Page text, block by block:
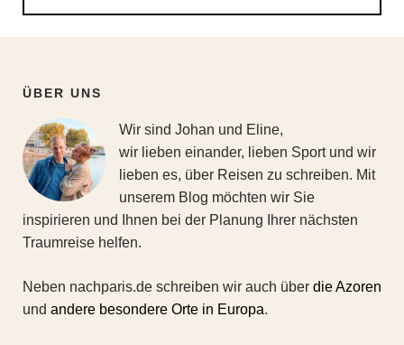
ÜBER UNS
Wir sind Johan und Eline,
wir lieben einander, lieben Sport und wir
lieben es, über Reisen zu schreiben. Mit
unserem Blog möchten wir Sie
inspirieren und Ihnen bei der Planung Ihrer nächsten
Traumreise helfen.
Neben nachparis.de schreiben wir auch über die Azoren
und andere besondere Orte in Europa.